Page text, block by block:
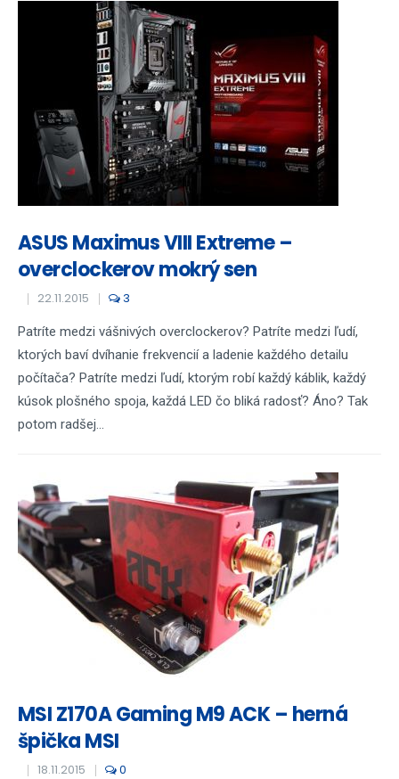
ASUS Maximus VIII Extreme –
overclockerov mokrý sen
22.11.2015 3
Patríte medzi vášnivých overclockerov? Patríte medzi ľudí,
ktorých baví dvíhanie frekvencií a ladenie každého detailu
počítača? Patríte medzi ľudí, ktorým robí každý káblik, každý
kúsok plošného spoja, každá LED čo bliká radosť? Áno? Tak
potom radšej...
MSI Z170A Gaming M9 ACK – herná
špička MSI
18.11.2015 0